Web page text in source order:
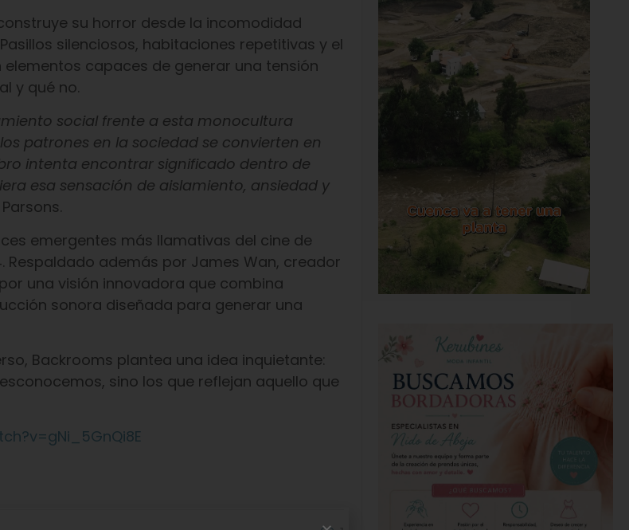
su horror desde la incomodidad
silenciosos, habitaciones repetitivas y el
capaces de generar una tensión
y qué no.
social frente a esta monocultura
patrones en la sociedad se convierten en
intenta encontrar significado dentro de
esa sensación de aislamiento, ansiedad y
emergentes más llamativas del cine de
además por James Wan, creador
una visión innovadora que combina
sonora diseñada para generar una
Backrooms plantea una idea inquietante:
sino los que reflejan aquello que